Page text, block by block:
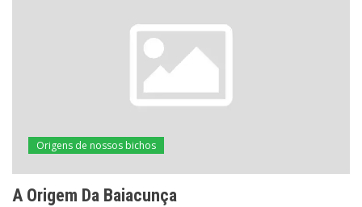
Origens de nossos bichos
A Origem Da Baiacunça